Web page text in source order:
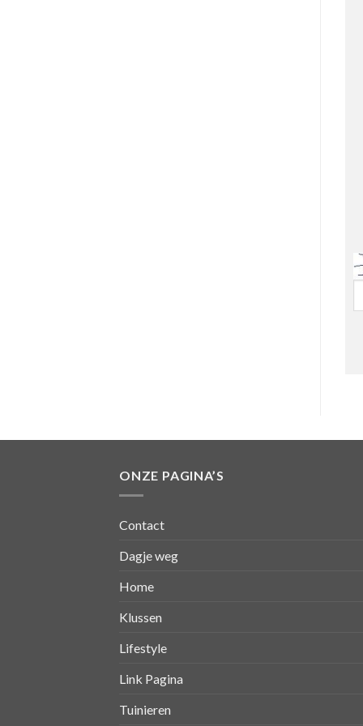
ONZE PAGINA’S
Contact
Dagje weg
Home
Klussen
Lifestyle
Link Pagina
Tuinieren